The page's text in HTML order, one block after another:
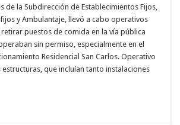
de la Subdirección de Establecimientos Fijos,
y Ambulantaje, llevó a cabo operativos
puestos de comida en la vía pública
sin permiso, especialmente en el
Residencial San Carlos. Operativo
estructuras, que incluían tanto instalaciones